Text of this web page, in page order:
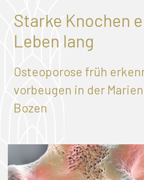
Starke Knochen
Leben lang
Osteoporose früh
vorbeugen in der
Bozen